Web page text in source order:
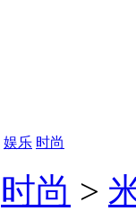
娱乐 时尚
时尚 >